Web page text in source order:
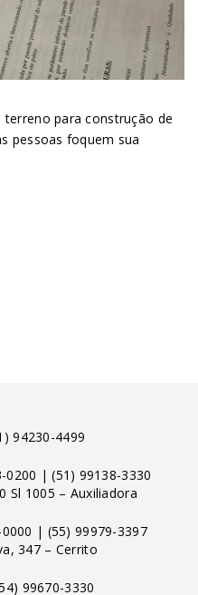
para construção de
pessoas foquem sua
94230-4499
0200 |(51) 99138-3330
Sl 1005 – Auxiliadora
| (55) 99979-3397
347 – Cerrito
99670-3330